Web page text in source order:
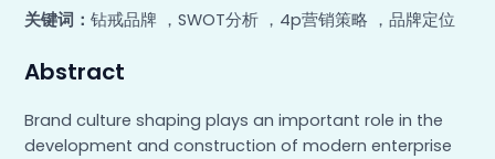
关键词：钻戒品牌 ，SWOT分析 ，4p营销策略 ，品牌定位
Abstract
Brand culture shaping plays an important role in the
development and construction of modern enterprise